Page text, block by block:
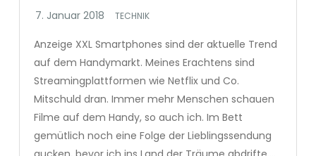
TECHNIK
Anzeige XXL Smartphones sind der aktuelle Trend
auf dem Handymarkt. Meines Erachtens sind
Streamingplattformen wie Netflix und Co.
Mitschuld dran. Immer mehr Menschen schauen
Filme auf dem Handy, so auch ich. Im Bett
gemütlich noch eine Folge der Lieblingssendung